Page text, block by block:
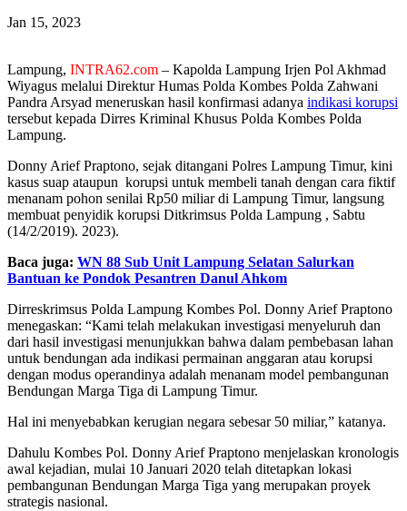
Jan 15, 2023
Lampung, INTRA62.com – Kapolda Lampung Irjen Pol Akhmad
Wiyagus melalui Direktur Humas Polda Kombes Polda Zahwani
Pandra Arsyad meneruskan hasil konfirmasi adanya indikasi korupsi
tersebut kepada Dirres Kriminal Khusus Polda Kombes Polda
Lampung.
Donny Arief Praptono, sejak ditangani Polres Lampung Timur, kini
kasus suap ataupun korupsi untuk membeli tanah dengan cara fiktif
menanam pohon senilai Rp50 miliar di Lampung Timur, langsung
membuat penyidik ​​korupsi Ditkrimsus Polda Lampung , Sabtu
(14/2/2019). 2023).
Baca juga: WN 88 Sub Unit Lampung Selatan Salurkan
Bantuan ke Pondok Pesantren Danul Ahkom
Dirreskrimsus Polda Lampung Kombes Pol. Donny Arief Praptono
menegaskan: “Kami telah melakukan investigasi menyeluruh dan
dari hasil investigasi menunjukkan bahwa dalam pembebasan lahan
untuk bendungan ada indikasi permainan anggaran atau korupsi
dengan modus operandinya adalah menanam model pembangunan
Bendungan Marga Tiga di Lampung Timur.
Hal ini menyebabkan kerugian negara sebesar 50 miliar,” katanya.
Dahulu Kombes Pol. Donny Arief Praptono menjelaskan kronologis
awal kejadian, mulai 10 Januari 2020 telah ditetapkan lokasi
pembangunan Bendungan Marga Tiga yang merupakan proyek
strategis nasional.